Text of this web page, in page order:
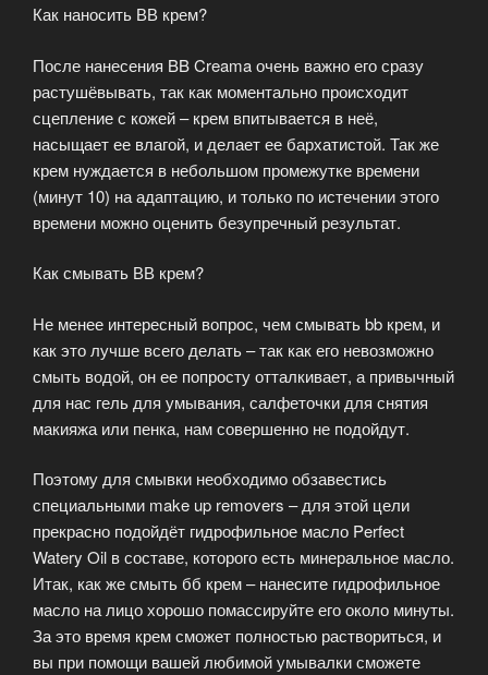
Как наносить ВВ крем?
После нанесения BB Creama очень важно его сразу
растушёвывать, так как моментально происходит
сцепление с кожей – крем впитывается в неё,
насыщает ее влагой, и делает ее бархатистой. Так же
крем нуждается в небольшом промежутке времени
(минут 10) на адаптацию, и только по истечении этого
времени можно оценить безупречный результат.
Как смывать ВВ крем?
Не менее интересный вопрос, чем смывать bb крем, и
как это лучше всего делать – так как его невозможно
смыть водой, он ее попросту отталкивает, а привычный
для нас гель для умывания, салфеточки для снятия
макияжа или пенка, нам совершенно не подойдут.
Поэтому для смывки необходимо обзавестись
специальными make up removers – для этой цели
прекрасно подойдёт гидрофильное масло Perfect
Watery Oil в составе, которого есть минеральное масло.
Итак, как же смыть бб крем – нанесите гидрофильное
масло на лицо хорошо помассируйте его около минуты.
За это время крем сможет полностью раствориться, и
вы при помощи вашей любимой умывалки сможете